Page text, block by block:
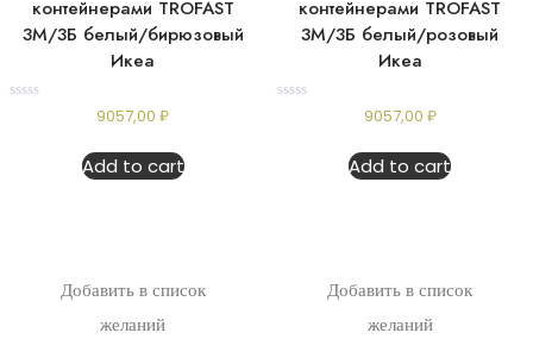
контейнерами TROFAST
3М/3Б белый/бирюзовый
Икеа
9057,00₽
Add to cart
контейнерами TROFAST
3М/3Б белый/розовый
Икеа
9057,00 ₽
Add to cart
Добавить в список
желаний
Добавить в список
желаний